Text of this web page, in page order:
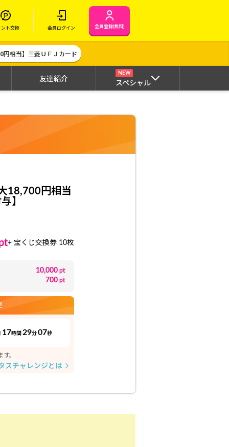
ント交換 会員ログイン 会員登録(無料)
円相当】三菱ＵＦＪカード
友達紹介
NEW
スペシャル
18,700円相当
】
+ 宝くじ交換券 10枚
10,000 pt
700 pt
17時間 29分 06秒
。
スチャレンジとは arrow_forward_ios